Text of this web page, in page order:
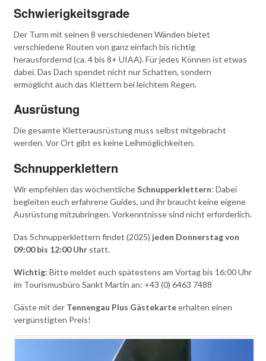
Schwierigkeitsgrade
Der Turm mit seinen 8 verschiedenen Wänden bietet
verschiedene Routen von ganz einfach bis richtig
herausfordernd (ca. 4 bis 8+ UIAA). Für jedes Können ist etwas
dabei. Das Dach spendet nicht nur Schatten, sondern
ermöglicht auch das Klettern bei leichtem Regen.
Ausrüstung
Die gesamte Kletterausrüstung muss selbst mitgebracht
werden. Vor Ort gibt es keine Leihmöglichkeiten.
Schnupperklettern
Wir empfehlen das wöchentlicheSchnupperklettern: Dabei
begleiten euch erfahrene Guides, und ihr braucht keine eigene
Ausrüstung mitzubringen. Vorkenntnisse sind nicht erforderlich.
Das Schnupperklettern findet (2025) jeden Donnerstag von
09:00 bis 12:00 Uhrstatt.
Wichtig: Bitte meldet euch spätestens am Vortag bis 16:00 Uhr
im Tourismusbüro Sankt Martin an: +43 (0) 6463 7488
Gäste mit der Tennengau Plus Gästekarteerhalten einen
vergünstigten Preis!